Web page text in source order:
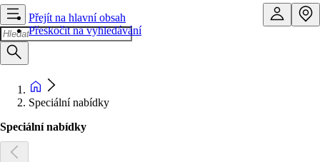
Přejít na hlavní obsah
Přeskočit na vyhledávání
Speciální nabídky
Speciální nabídky